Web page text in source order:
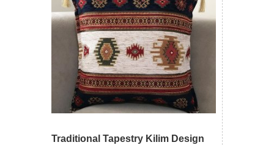
Traditional Tapestry Kilim Design